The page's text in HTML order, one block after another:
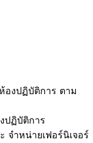
องปฏิบัติการ ตาม
ปฏิบัติการ
จำหน่ายเฟอร์นิเจอร์